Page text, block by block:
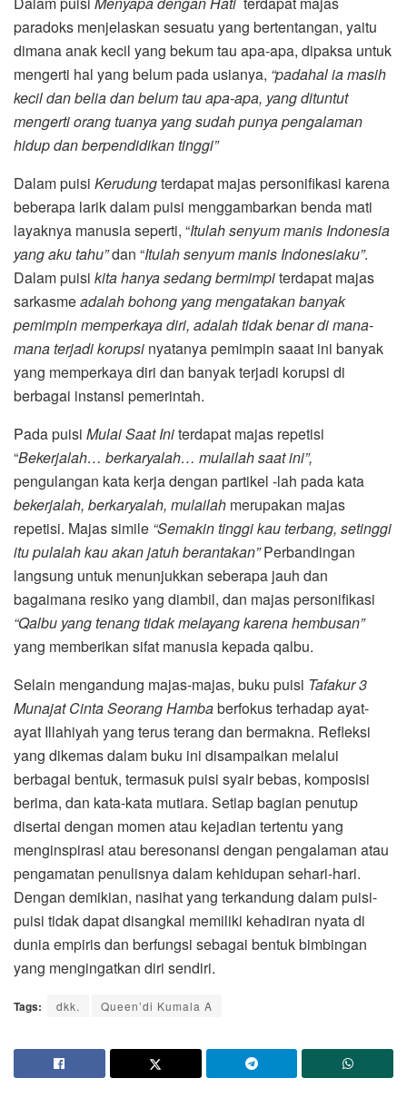
paradoks menjelaskan sesuatu yang bertentangan, yaitu
dimana anak kecil yang bekum tau apa-apa, dipaksa untuk
mengerti hal yang belum pada usianya, “padahal ia masih
kecil dan belia dan belum tau apa-apa, yang dituntut
mengerti orang tuanya yang sudah punya pengalaman
hidup dan berpendidikan tinggi”
Dalam puisi Kerudungterdapat majas personifikasi karena
beberapa larik dalam puisi menggambarkan benda mati
layaknya manusia seperti, “Itulah senyum manis Indonesia
yang aku tahu”dan “Itulah senyum manis Indonesiaku”.
Dalam puisi kita hanya sedang bermimpiterdapat majas
sarkasmeadalah bohong yang mengatakan banyak
pemimpin memperkaya diri, adalah tidak benar di mana-
mana terjadi korupsi nyatanya pemimpin saaat ini banyak
yang memperkaya diri dan banyak terjadi korupsi di
berbagai instansi pemerintah.
Pada puisi Mulai Saat Initerdapat majas repetisi
“Bekerjalah… berkaryalah… mulailah saat ini”,
pengulangan kata kerja dengan partikel -lah pada kata
bekerjalah, berkaryalah, mulailah merupakan majas
repetisi. Majas simile “Semakin tinggi kau terbang, setinggi
itu pulalah kau akan jatuh berantakan”Perbandingan
langsung untuk menunjukkan seberapa jauh dan
bagaimana resiko yang diambil, dan majas personifikasi
“Qalbu yang tenang tidak melayang karena hembusan”
yang memberikan sifat manusia kepada qalbu.
Selain mengandung majas-majas, buku puisi Tafakur 3
Munajat Cinta Seorang Hambaberfokus terhadap ayat-
ayat Illahiyah yang terus terang dan bermakna. Refleksi
yang dikemas dalam buku ini disampaikan melalui
berbagai bentuk, termasuk puisi syair bebas, komposisi
berima, dan kata-kata mutiara. Setiap bagian penutup
disertai dengan momen atau kejadian tertentu yang
menginspirasi atau beresonansi dengan pengalaman atau
pengamatan penulisnya dalam kehidupan sehari-hari.
Dengan demikian, nasihat yang terkandung dalam puisi-
puisi tidak dapat disangkal memiliki kehadiran nyata di
dunia empiris dan berfungsi sebagai bentuk bimbingan
yang mengingatkan diri sendiri.
Tags: dkk. Queen’di Kumala A